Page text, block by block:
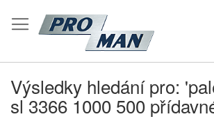
na
Obsah
Výsledky hledání pro:
sl 3366 1000 500